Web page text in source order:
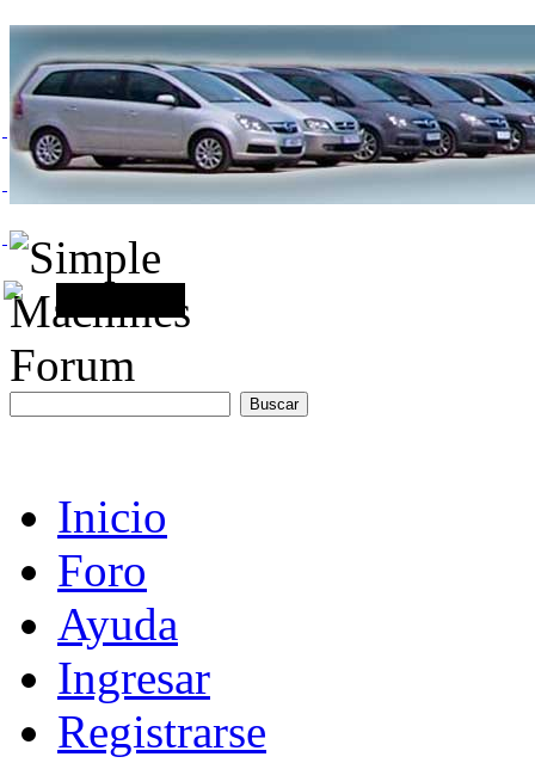
Inicio
Foro
Ayuda
Ingresar
Registrarse